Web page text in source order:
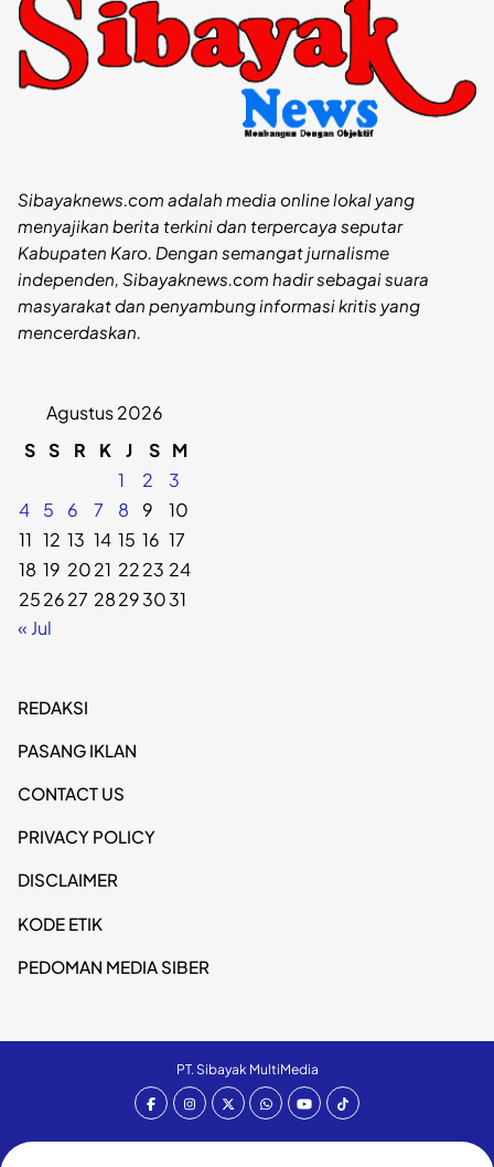
Sibayaknews.com adalah media online lokal yang
menyajikan berita terkini dan terpercaya seputar
Kabupaten Karo. Dengan semangat jurnalisme
independen, Sibayaknews.com hadir sebagai suara
masyarakat dan penyambung informasi kritis yang
mencerdaskan.
Agustus 2026
S S R K J S M
1
2
3
4
5 6 7 8 9
10
11 12 13 14 15 16 17
18 19 2021 2223 24
252627 28293031
« Jul
REDAKSI
PASANG IKLAN
CONTACT US
PRIVACY POLICY
DISCLAIMER
KODE ETIK
PEDOMAN MEDIA SIBER
PT. Sibayak MultiMedia